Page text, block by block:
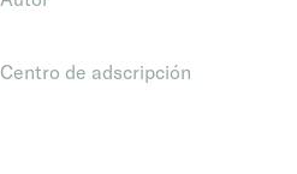
Centro de adscripción